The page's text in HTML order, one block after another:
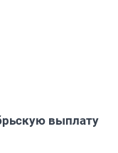
выплату